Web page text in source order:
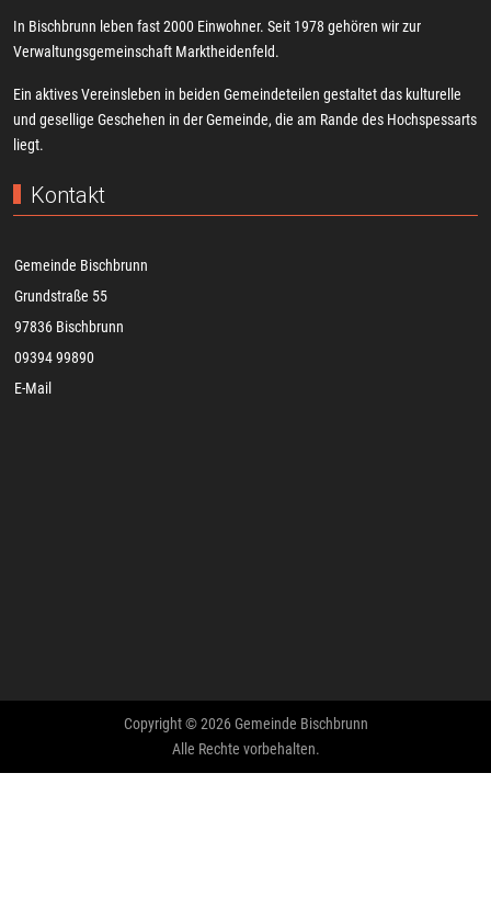
In Bischbrunn leben fast 2000 Einwohner. Seit 1978 gehören wir zur
Verwaltungsgemeinschaft Marktheidenfeld.
Ein aktives Vereinsleben in beiden Gemeindeteilen gestaltet das kulturelle
und gesellige Geschehen in der Gemeinde, die am Rande des Hochspessarts
liegt.
Kontakt
Gemeinde Bischbrunn
Grundstraße 55
97836 Bischbrunn
09394 99890
E-Mail
Copyright © 2026 Gemeinde Bischbrunn
Alle Rechte vorbehalten.